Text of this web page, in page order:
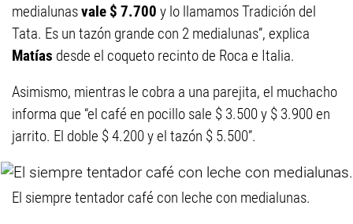
medialunasvale $ 7.700 y lo llamamos Tradición del
Tata. Es un tazón grande con 2 medialunas”, explica
Matías desde el coqueto recinto de Roca e Italia.
Asimismo, mientras le cobra a una parejita, el muchacho
informa que “el café en pocillo sale $ 3.500 y $ 3.900 en
jarrito. El doble $ 4.200 y el tazón $ 5.500”.
El siempre tentador café con leche con medialunas.